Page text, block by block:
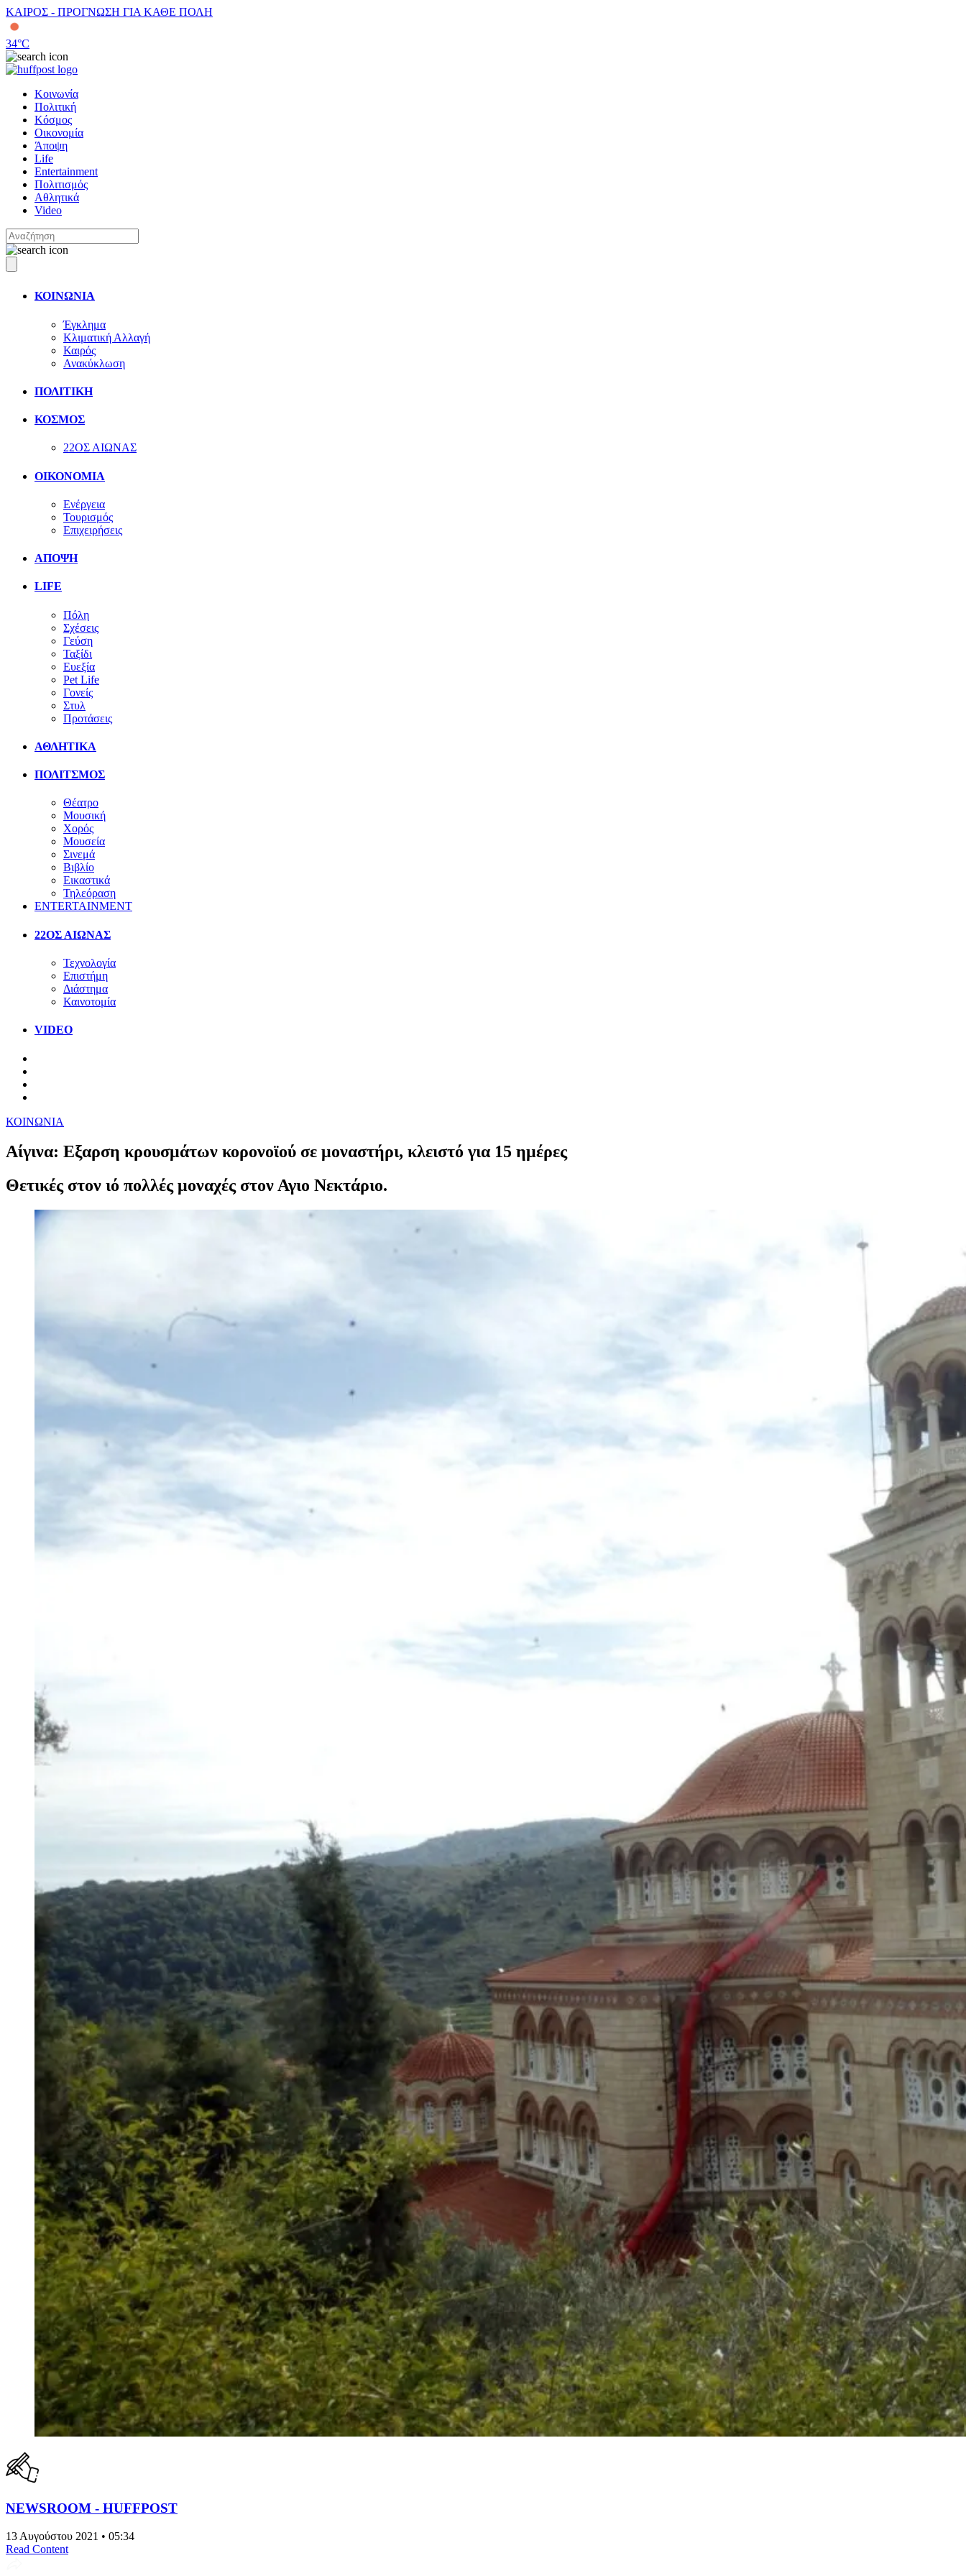
ΚΑΙΡΟΣ - ΠΡΟΓΝΩΣΗ ΓΙΑ ΚΑΘΕ ΠΟΛΗ
34°C
Κοινωνία
Πολιτική
Κόσμος
Οικονομία
Άποψη
Life
Entertainment
Πολιτισμός
Αθλητικά
Video
ΚΟΙΝΩΝΙΑ
Έγκλημα
Κλιματική Αλλαγή
Καιρός
Ανακύκλωση
ΠΟΛΙΤΙΚΗ
ΚΟΣΜΟΣ
22ΟΣ ΑΙΩΝΑΣ
ΟΙΚΟΝΟΜΙΑ
Ενέργεια
Τουρισμός
Επιχειρήσεις
ΑΠΟΨΗ
LIFE
Πόλη
Σχέσεις
Γεύση
Ταξίδι
Ευεξία
Pet Life
Γονείς
Στυλ
Προτάσεις
ΑΘΛΗΤΙΚΑ
ΠΟΛΙΤΣΜΟΣ
Θέατρο
Μουσική
Χορός
Μουσεία
Σινεμά
Βιβλίο
Εικαστικά
Τηλεόραση
ENTERTAINMENT
22ΟΣ ΑΙΩΝΑΣ
Τεχνολογία
Επιστήμη
Διάστημα
Καινοτομία
VIDEO
ΚΟΙΝΩΝΙΑ
Αίγινα: Εξαρση κρουσμάτων κορονοϊού σε μοναστήρι, κλειστό για 15 ημέρες
Θετικές στον ιό πολλές μοναχές στον Αγιο Νεκτάριο.
NEWSROOM - HUFFPOST
13 Αυγούστου 2021 • 05:34
Read Content